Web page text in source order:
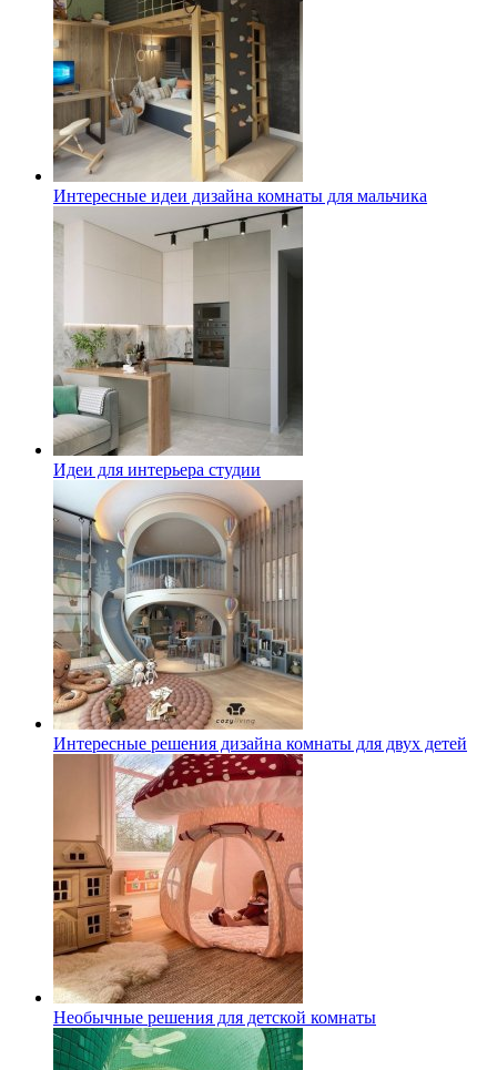
Интересные идеи дизайна комнаты для мальчика
Идеи для интерьера студии
Интересные решения дизайна комнаты для двух детей
Необычные решения для детской комнаты